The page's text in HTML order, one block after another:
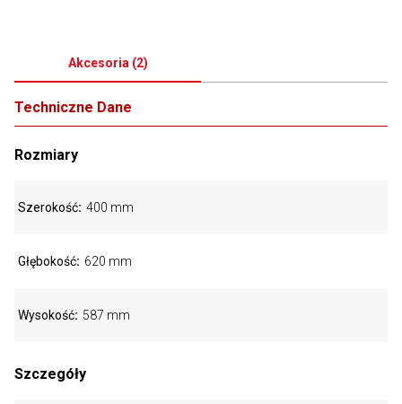
Akcesoria (2)
Techniczne Dane
Rozmiary
Szerokość 400 mm
Głębokość 620 mm
Wysokość 587 mm
Szczegóły